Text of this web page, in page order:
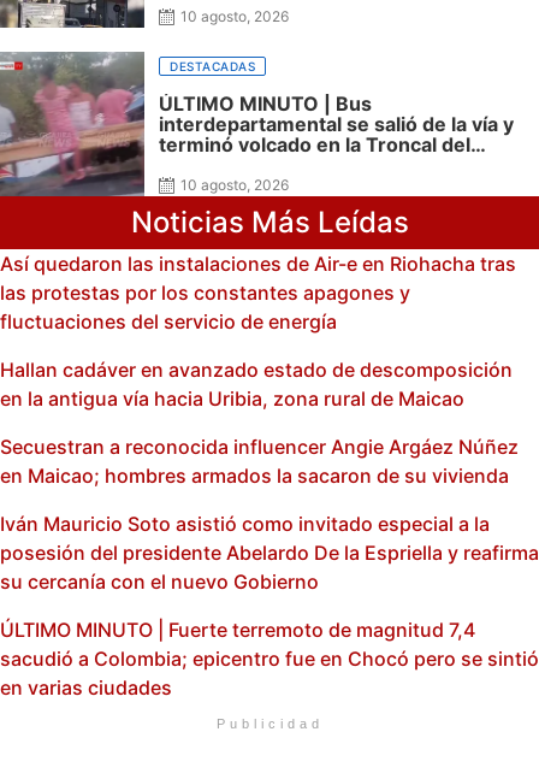
10 agosto, 2026
DESTACADAS
ÚLTIMO MINUTO | Bus
interdepartamental se salió de la vía y
terminó volcado en la Troncal del
10 agosto, 2026
Noticias Más Leídas
Así quedaron las instalaciones de Air-e en Riohacha tras
las protestas por los constantes apagones y
fluctuaciones del servicio de energía
Hallan cadáver en avanzado estado de descomposición
en la antigua vía hacia Uribia, zona rural de Maicao
Secuestran a reconocida influencer Angie Argáez Núñez
en Maicao; hombres armados la sacaron de su vivienda
Iván Mauricio Soto asistió como invitado especial a la
posesión del presidente Abelardo De la Espriella y reafirma
su cercanía con el nuevo Gobierno
ÚLTIMO MINUTO | Fuerte terremoto de magnitud 7,4
sacudió a Colombia; epicentro fue en Chocó pero se sintió
en varias ciudades
Publicidad